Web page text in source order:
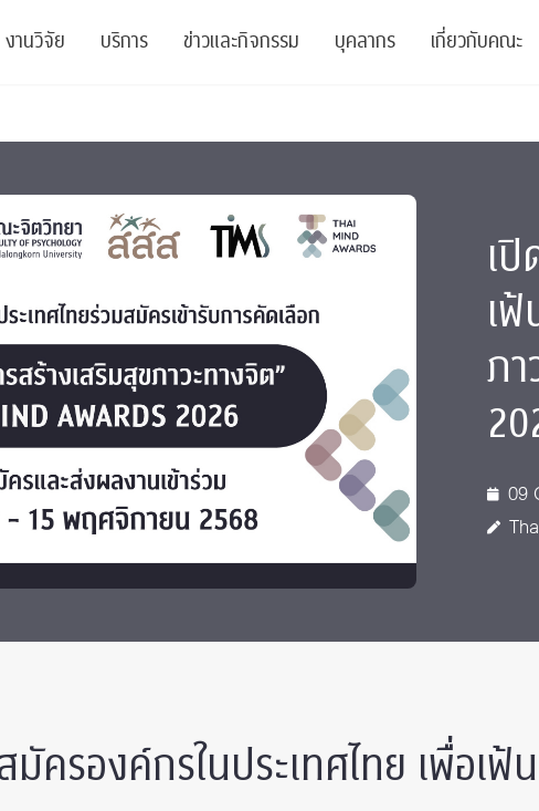
าบัณฑิต บัณฑิตศึกษา
ปริญญาเอก
บัน
งานวิจัย
ทรัพยากรและสิ่งสนับสนุน
ผลงานตีพิมพ์
งานประชุมวิชาการ
งานประชุมวิชาการระดับนานาชาติ
TICP 2023
SSBW Activities
ทุนและรางวัล
บริการ
บริการวิชาการ
PSY Stats Clinic
ศูนย์สุขภาวะทางจิต
ศูนย์จิตวิทยาเพื่อประสิทธิภาพองค์กร
Life Di
CU Radio
ข่าวและกิจกรรม
ข่าวประชาสัมพันธ์
เสวนาและบรรยายพิเศษ
โครงการอบรม
ตำแหน่งงาน
บุคลากร
เจ้าหน้าที่
นักวิจัยหลังปริญญาเอ
เกี่ยวกับคณะ
เชิดชูศิษ
บริจาค
รายงาน
ติดต่อเรา
เ
เ
ภ
09
มัครองค์กรในประเทศไทย เพื่อเ